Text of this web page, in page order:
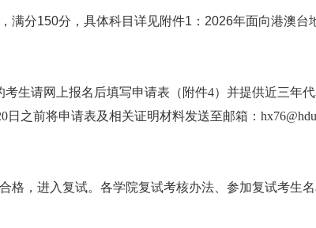
满分150分，具体科目详见附件1：2026年面向港澳台
考生请网上报名后填写申请表（附件4）并提供近三年
之前将申请表及相关证明材料发送至邮箱：
格，进入复试。各学院复试考核办法、参加复试考生